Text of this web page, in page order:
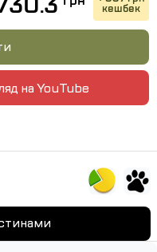
кешбек
на YouTube